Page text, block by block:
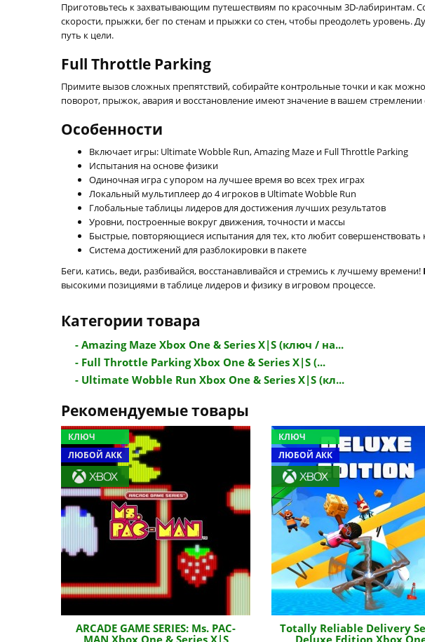
Приготовьтесь к захватывающим путешествиям по красочным 3D-лабиринтам.
скорости, прыжки, бег по стенам и прыжки со стен, чтобы преодолеть уровень.
путь к цели.
Full Throttle Parking
Примите вызов сложных препятствий, собирайте контрольные точки и как
поворот, прыжок, авария и восстановление имеют значение в вашем стремлении
Особенности
Включает игры: Ultimate Wobble Run, Amazing Maze и Full Throttle Parking
Испытания на основе физики
Одиночная игра с упором на лучшее время во всех трех играх
Локальный мультиплеер до 4 игроков в Ultimate Wobble Run
Глобальные таблицы лидеров для достижения лучших результатов
Уровни, построенные вокруг движения, точности и массы
Быстрые, повторяющиеся испытания для тех, кто любит совершенствовать
Система достижений для разблокировки в пакете
Беги, катись, веди, разбивайся, восстанавливайся и стремись к лучшему времени!
высокими позициями в таблице лидеров и физику в игровом процессе.
Категории товара
- Amazing Maze Xbox One & Series X|S (ключ / на...
- Full Throttle Parking Xbox One & Series X|S (...
- Ultimate Wobble Run Xbox One & Series X|S (кл...
Рекомендуемые товары
КЛЮЧ
ЛЮБОЙ АКК
ARCADE GAME SERIES: Ms. PAC-
MAN Xbox One & Series X|S
КЛЮЧ
ЛЮБОЙ АКК
Totally Reliable Delivery
Deluxe Edition Xbox